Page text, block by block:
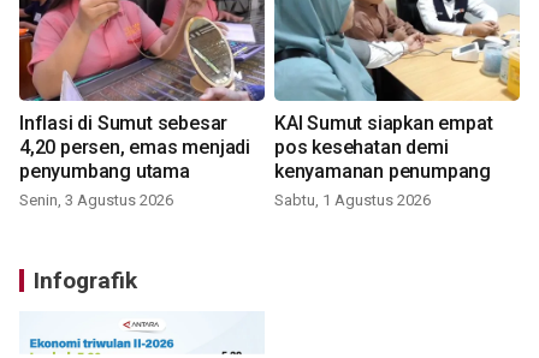
Inflasi di Sumut sebesar
4,20 persen, emas menjadi
penyumbang utama
Senin, 3 Agustus 2026
KAI Sumut siapkan empat
pos kesehatan demi
kenyamanan penumpang
Sabtu, 1 Agustus 2026
Infografik